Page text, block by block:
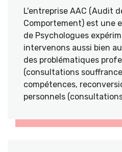
L'entreprise AAC (Audit
Comportement) est une
de Psychologues
intervenons aussi bien
des problématiques
(consultations
compétences,
personnels